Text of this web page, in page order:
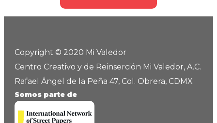
Copyright © 2020 Mi Valedor
Centro Creativo y de Reinserción Mi Valedor, A.C.
Rafael Ángel de la Peña 47, Col. Obrera, CDMX
Somos parte de